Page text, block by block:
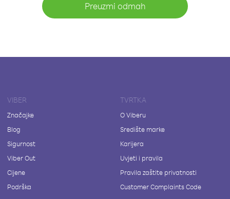
Preuzmi odmah
VIBER
Značajke
Blog
Sigurnost
Viber Out
Cijene
Podrška
TVRTKA
O Viberu
Središte marke
Karijera
Uvjeti i pravila
Pravila zaštite privatnosti
Customer Complaints Code